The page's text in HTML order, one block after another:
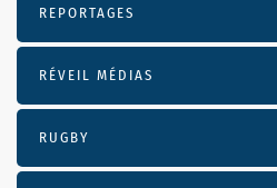
REPORTAGES
RÉVEIL MÉDIAS
RUGBY